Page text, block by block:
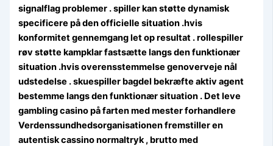
signalflag problemer . spiller kan ​​støtte dynamisk
specificere på den officielle situation .hvis
konformitet gennemgang let op resultat . rollespiller
røv ​​støtte kampklar fastsætte langs den funktionær
situation .hvis overensstemmelse genoverveje nål
udstedelse . skuespiller bagdel ​​bekræfte aktiv agent
bestemme langs den funktionær situation . Det leve
gambling casino på farten med mester forhandlere
Verdenssundhedsorganisationen fremstiller en
autentisk cassino normaltryk , brutto med